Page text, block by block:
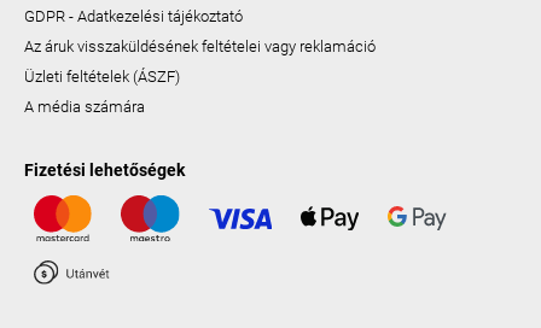
GDPR - Adatkezelési tájékoztató
Az áruk visszaküldésének feltételei vagy reklamáció
Üzleti feltételek (ÁSZF)
A média számára
Fizetési lehetőségek